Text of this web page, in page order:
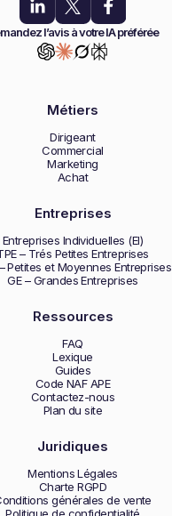
l’avis à votre IA préférée
Métiers
Dirigeant
Commercial
Marketing
Achat
Entreprises
Entreprises Individuelles (EI)
– Trés Petites Entreprises
Petites et Moyennes Entreprises
GE – Grandes Entreprises
Ressources
FAQ
Lexique
Guides
Code NAF APE
Contactez-nous
Plan du site
Juridiques
Mentions Légales
Charte RGPD
générales de vente